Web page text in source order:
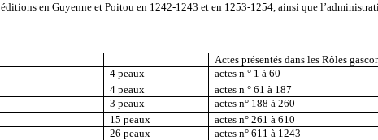
en Guyenne et Poitou en 1242-1243 et en 1253-1254, ainsi que
Actes présentés dans les Rôles
4 peaux actes n ° 1 à 60
4 peaux actes n ° 61 à 187
3 peaux actes n° 188 à 260
15 peaux actes n° 261 à 610
26 peaux actes n° 611 à 1243